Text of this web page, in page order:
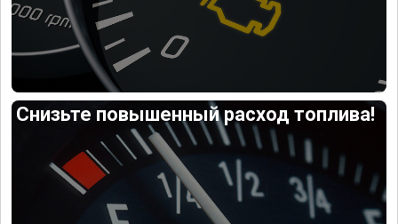
Снизьте повышенный расход топлива!